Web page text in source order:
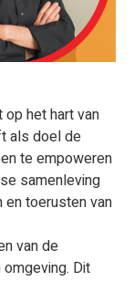
het hart van
als doel de
te empoweren
samenleving
en toerusten van
van de
Dit